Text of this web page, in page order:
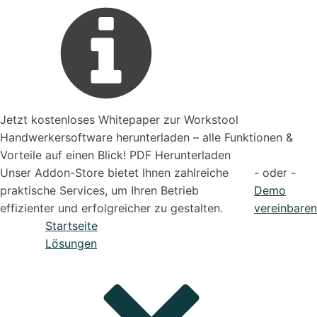
Jetzt kostenloses Whitepaper zur Workstool
Handwerkersoftware herunterladen – alle Funktionen &
Vorteile auf einen Blick! PDF Herunterladen
Unser Addon-Store bietet Ihnen zahlreiche
praktische Services, um Ihren Betrieb
effizienter und erfolgreicher zu gestalten.
- oder -
Demo
vereinbaren
Startseite
Lösungen